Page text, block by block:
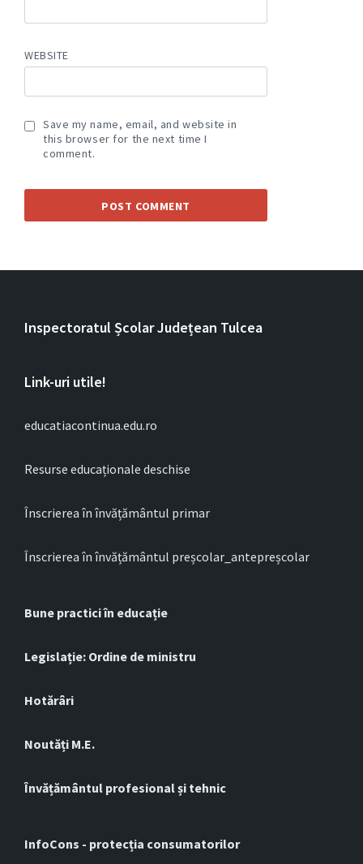
WEBSITE
Save my name, email, and website in
this browser for the next time I
comment.
Inspectoratul Școlar Județean Tulcea
Link-uri utile!
educatiacontinua.edu.ro
Resurse educaționale deschise
Înscrierea în învățământul primar
Înscrierea în învățământul preșcolar_antepreșcolar
Bune practici în educație
Legislație: Ordine de ministru
Hotărâri
Noutăți M.E.
Învățământul profesional și tehnic
InfoCons - protecția consumatorilor